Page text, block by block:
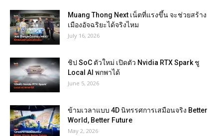
Muang Thong Next เน็ตที่แรงขึ้น จะช่วยสร้าง
เมืองอัจฉริยะได้จริงไหม
July 16, 2026
ชิป SoC ตัวใหม่ เปิดตัว Nvidia RTX Spark ชู
Local AI พกพาได้
June 5, 2026
ข้ามเวลาแบบ 4D นิทรรศการเสมือนจริง Better
World, Better Future
May 2, 2026